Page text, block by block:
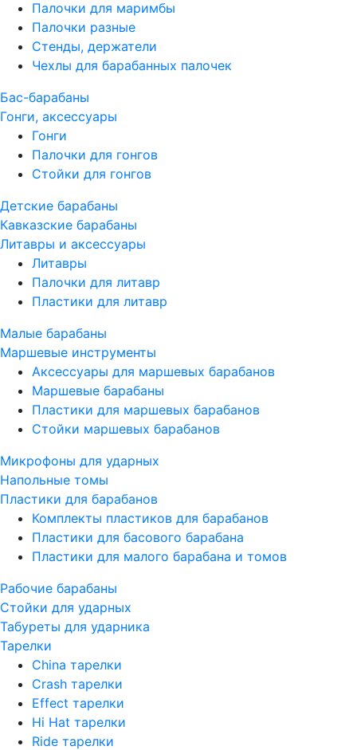
Палочки для маримбы
Палочки разные
Стенды, держатели
Чехлы для барабанных палочек
Бас-барабаны
Гонги, аксессуары
Гонги
Палочки для гонгов
Стойки для гонгов
Детские барабаны
Кавказские барабаны
Литавры и аксессуары
Литавры
Палочки для литавр
Пластики для литавр
Малые барабаны
Маршевые инструменты
Аксессуары для маршевых барабанов
Маршевые барабаны
Пластики для маршевых барабанов
Стойки маршевых барабанов
Микрофоны для ударных
Напольные томы
Пластики для барабанов
Комплекты пластиков для барабанов
Пластики для басового барабана
Пластики для малого барабана и томов
Рабочие барабаны
Стойки для ударных
Табуреты для ударника
Тарелки
China тарелки
Crash тарелки
Effect тарелки
Hi Hat тарелки
Ride тарелки